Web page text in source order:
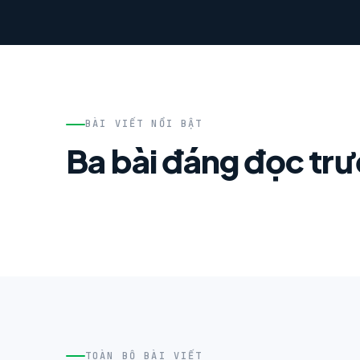
BÀI VIẾT NỔI BẬT
Ba bài đáng đọc
TOÀN BỘ BÀI VIẾT